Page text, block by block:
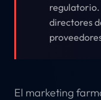
regulatorio.
directores
El marketing